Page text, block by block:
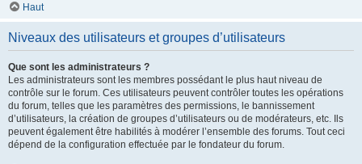
Haut
Niveaux des utilisateurs et groupes d’utilisateurs
Que sont les administrateurs ?
Les administrateurs sont les membres possédant le plus haut niveau de
contrôle sur le forum. Ces utilisateurs peuvent contrôler toutes les opérations
du forum, telles que les paramètres des permissions, le bannissement
d’utilisateurs, la création de groupes d’utilisateurs ou de modérateurs, etc. Ils
peuvent également être habilités à modérer l’ensemble des forums. Tout ceci
dépend de la configuration effectuée par le fondateur du forum.